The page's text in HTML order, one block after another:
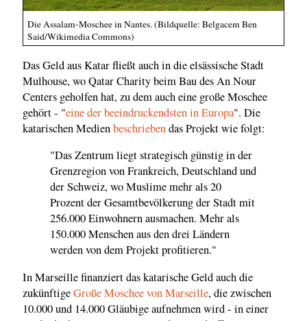
Die Assalam-Moschee in Nantes. (Bildquelle: Belgacem Ben
Said/Wikimedia Commons)
Das Geld aus Katar fließt auch in die elsässische Stadt
Mulhouse, wo Qatar Charity beim Bau des An Nour
Centers geholfen hat, zu dem auch eine große Moschee
gehört - "eine der beeindruckendsten in Europa". Die
katarischen Medienbeschriebendas Projekt wie folgt:
"Das Zentrum liegt strategisch günstig in der
Grenzregion von Frankreich, Deutschland und
der Schweiz, wo Muslime mehr als 20
Prozent der Gesamtbevölkerung der Stadt mit
256.000 Einwohnern ausmachen. Mehr als
150.000 Menschen aus den drei Ländern
werden von dem Projekt profitieren."
In Marseille finanziert das katarische Geld auch die
zukünftigeGroße Moschee von Marseille, die zwischen
10.000 und 14.000 Gläubige aufnehmen wird - in einer